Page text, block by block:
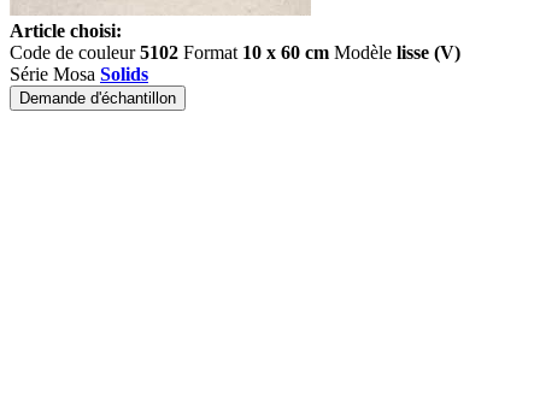
Article choisi:
Code de couleur5102 Format 10 x 60 cm Modèle lisse (V)
Série Mosa Solids
Demande d'échantillon